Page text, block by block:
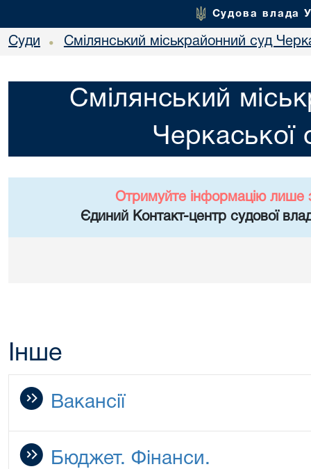
Судова влада
Суди • Смілянський міськрайонний суд
Смілянський
Черкаської
Отримуйте інформацію лише
Єдиний Контакт-центр судової
Інше
Вакансії
Бюджет. Фінанси.